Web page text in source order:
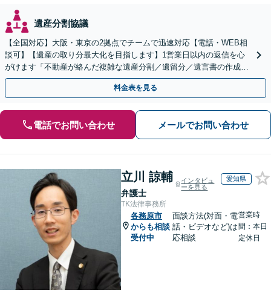
遺産分割協議
【全国対応】大阪・東京の2拠点でチームで迅速対応【電話・WEB相
談可】【遺産の取り分最大化を目指します】1営業日以内の返信を心
がけます「不動産が絡んだ複雑な遺産分割／遺留分／遺言書の作成・
執行／事業承継など、お任せください」【休日相談あり】
料金表を見る
電話でお問い合わせ メールでお問い合わせ
立川 諒輔
弁護士
インタビュ
ーを見る
愛知県
TK法律事務所
各務原市
からも相談
受付中
面談方法(対面・電
話・ビデオなど)は
応相談
営業時
間：本日
定休日